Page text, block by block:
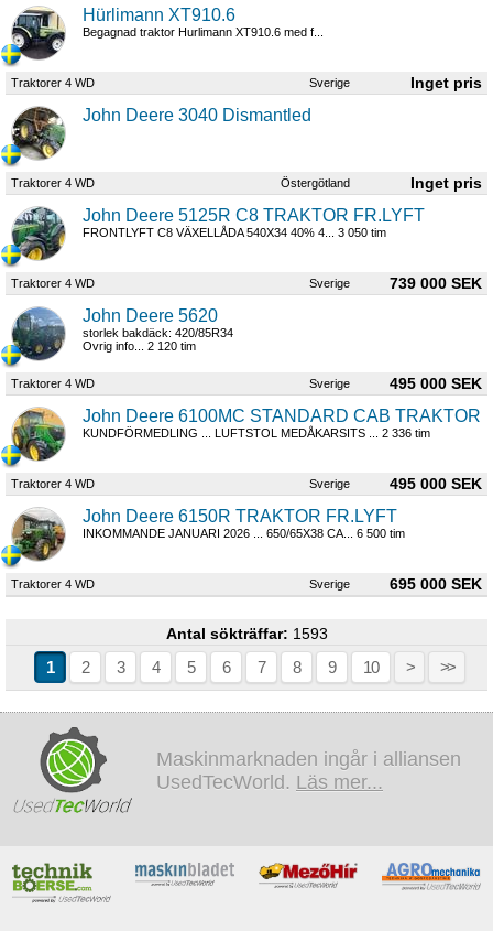
Maskinmarknaden ingår i alliansen
UsedTecWorld. Läs mer...
Hürlimann XT910.6
Begagnad traktor Hurlimann XT910.6 med f...
Traktorer 4 WD Sverige
John Deere 3040 Dismantled
Traktorer 4 WD Östergötland
John Deere 5125R C8 TRAKTOR FR.LYFT
FRONTLYFT C8 VÄXELLÅDA 540X34 40% 4... 3 050 tim
Traktorer 4 WD Sverige 739 000 SEK
John Deere 5620
storlek bakdäck: 420/85R34
Ovrig info... 2 120 tim
Traktorer 4 WD Sverige 495 000 SEK
John Deere 6100MC STANDARD CAB TRAKTOR
KUNDFÖRMEDLING ... LUFTSTOL MEDÅKARSITS ... 2 336 tim
Traktorer 4 WD Sverige 495 000 SEK
John Deere 6150R TRAKTOR FR.LYFT
INKOMMANDE JANUARI 2026 ... 650/65X38 CA... 6 500 tim
Traktorer 4 WD Sverige 695 000 SEK
Antal sökträffar: 1593
1 2 3 4 5 6 7 8 9 10 > >>